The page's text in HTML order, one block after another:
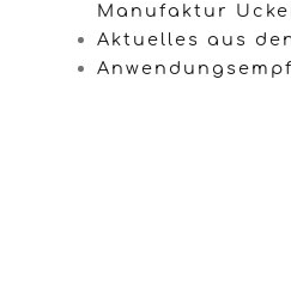
Manufaktur
Aktuelles aus